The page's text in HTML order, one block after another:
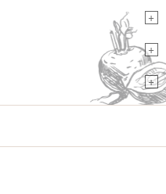
+
+
+